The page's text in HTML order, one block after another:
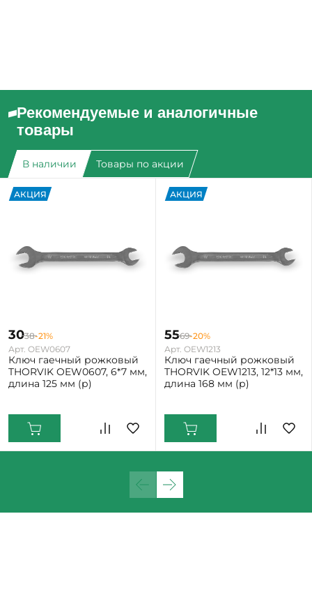
Рекомендуемые и аналогичные
товары
В наличии Товары по акции
АКЦИЯ
3038-21%
Арт. OEW0607
Ключ гаечный рожковый
THORVIK OEW0607, 6*7 мм,
длина 125 мм (р)
АКЦИЯ
5569-20%
Арт. OEW1213
Ключ гаечный рожковый
THORVIK OEW1213, 12*13 мм,
длина 168 мм (р)